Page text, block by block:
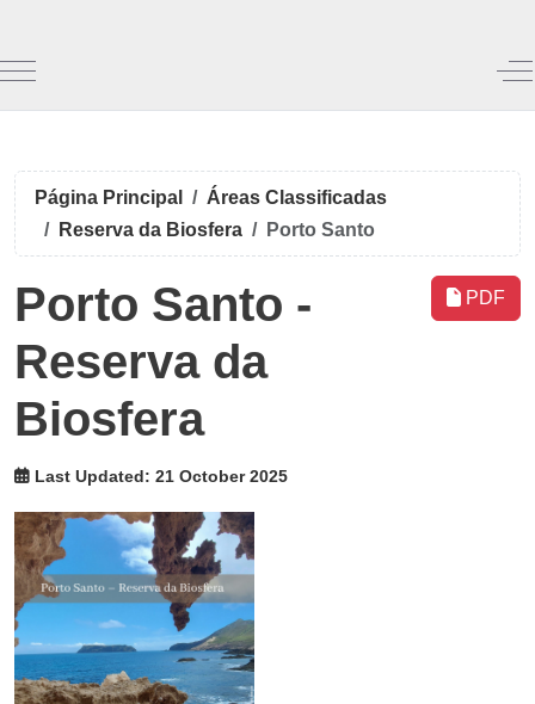
Mobile Menu Toggle
Página Principal
Áreas Classificadas
Reserva da Biosfera
Porto Santo
PDF
Porto Santo -
Reserva da
Biosfera
Last Updated: 21 October 2025